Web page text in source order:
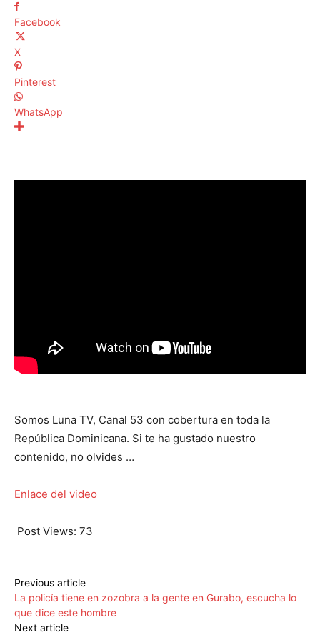
Facebook
X
Pinterest
WhatsApp
Somos Luna TV, Canal 53 con cobertura en toda la
República Dominicana. Si te ha gustado nuestro
contenido, no olvides …
Enlace del video
Post Views: 73
Previous article
La policía tiene en zozobra a la gente en Gurabo, escucha lo
que dice este hombre
Next article